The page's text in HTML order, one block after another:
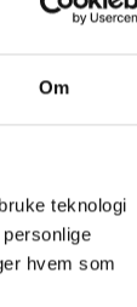
Om
teknologi
hvem som